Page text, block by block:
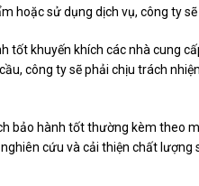
hoặc sử dụng dịch vụ, công ty
tốt khuyến khích các nhà cung
công ty sẽ phải chịu trách
bảo hành tốt thường kèm theo
cứu và cải thiện chất